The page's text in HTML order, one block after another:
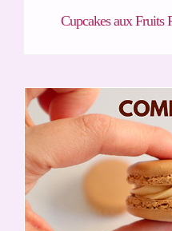
Cupcakes aux Fruits